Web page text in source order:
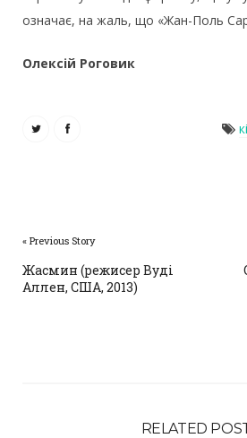
означає, на жаль, що «Жан-Поль
Олексій Роговик
« Previous Story
Жасмин (режисер Вуді
Аллен, США, 2013)
RELATED